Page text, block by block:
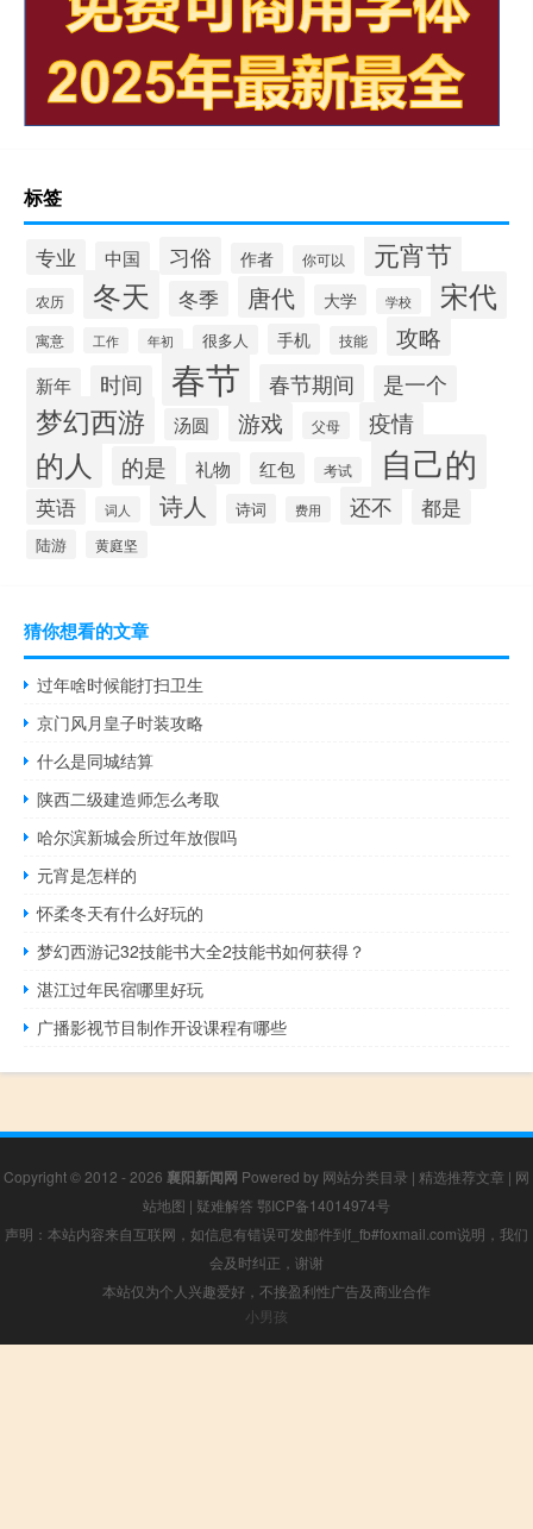
标签
专业 中国 习俗 作者 你可以 元宵节
农历 冬天 冬季 唐代 大学 学校 宋代
寓意 工作 年初 很多人 手机 技能 攻略
新年 时间 春节 春节期间 是一个
梦幻西游 汤圆 游戏 父母 疫情
的人 的是 礼物 红包 考试 自己的
英语 词人 诗人 诗词 费用 还不 都是
陆游 黄庭坚
猜你想看的文章
过年啥时候能打扫卫生
京门风月皇子时装攻略
什么是同城结算
陕西二级建造师怎么考取
哈尔滨新城会所过年放假吗
元宵是怎样的
怀柔冬天有什么好玩的
梦幻西游记32技能书大全2技能书如何获得？
湛江过年民宿哪里好玩
广播影视节目制作开设课程有哪些
Copyright © 2012 - 2026 襄阳新闻网 Powered by 网站分类目录 | 精选推荐文章 | 网
站地图 | 疑难解答 鄂ICP备14014974号
声明：本站内容来自互联网，如信息有错误可发邮件到f_fb#foxmail.com说明，我们
会及时纠正，谢谢
本站仅为个人兴趣爱好，不接盈利性广告及商业合作
小男孩